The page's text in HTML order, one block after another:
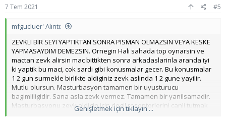
y
l
a
7 Tem 2021 #5
mfgucluer' Alıntı:
ZEVKLI BIR SEYI YAPTIKTAN SONRA PISMAN OLMAZSIN VEYA KESKE
YAPMASAYDIM DEMEZSIN. Ornegin Hali sahada top oynarsin ve
mactan zevk alirsin mac bittikten sonra arkadaslarinla aranda iyi
ki yaptik bu maci, cok sardi gibi konusmalar gecer. Bu konusmalar
1 2 gun surmekle birlikte aldiginiz zevk aslinda 1 2 gune yayilir.
Mutlu olursun. Masturbasyon tamamen bir uyusturucu
bagimliligidir. Sana asla zevk vermez. Tamamen bir yanilsamadir.
Masturbasyonu zevk aldigin icin degil reseptorlerini canli tutmak
icin yaparsin ama aslinda reseptorlerini azaltan sey mastin ta
Genişletmek için tıklayın ...